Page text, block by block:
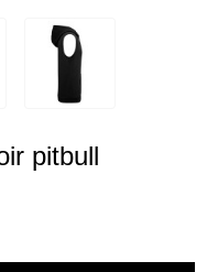
pitbull